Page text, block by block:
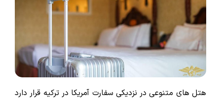
هتل های متنوعی در نزدیکی سفارت آمریکا در ترکیه قرار دارد